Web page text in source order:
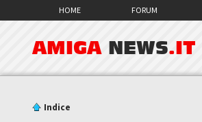
HOME FORUM
AMIGA NEWS.IT
Indice